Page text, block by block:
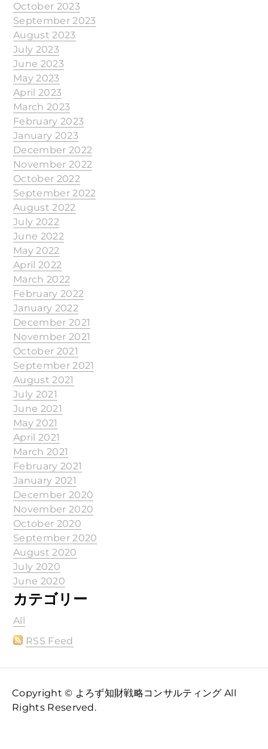
October 2023
September 2023
August 2023
July 2023
June 2023
May 2023
April 2023
March 2023
February 2023
January 2023
December 2022
November 2022
October 2022
September 2022
August 2022
July 2022
June 2022
May 2022
April 2022
March 2022
February 2022
January 2022
December 2021
November 2021
October 2021
September 2021
August 2021
July 2021
June 2021
May 2021
April 2021
March 2021
February 2021
January 2021
December 2020
November 2020
October 2020
September 2020
August 2020
July 2020
June 2020
カテゴリー
All
RSS Feed
Copyright © よろず知財戦略コンサルティング All
Rights Reserved.